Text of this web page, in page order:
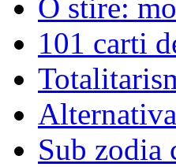
O stire:
101 carti
Sub zodia